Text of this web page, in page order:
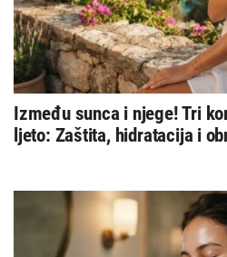
Između sunca i njege! Tri
ljeto: Zaštita, hidratacija i